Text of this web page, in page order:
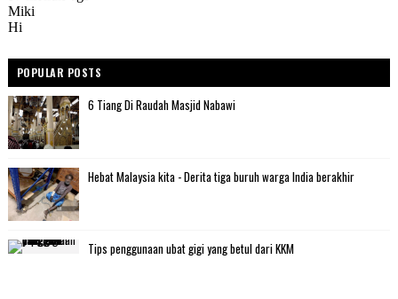
POPULAR POSTS
6 Tiang Di Raudah Masjid Nabawi
Hebat Malaysia kita - Derita tiga buruh warga India berakhir
Tips penggunaan ubat gigi yang betul dari KKM